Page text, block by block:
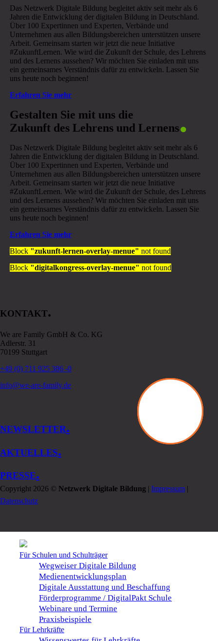
Das Netzwerk Digitale Bildung begleitet aktiv seit mehr als 6
Jahren die Entwicklung der digitalen Bildung in Deutschland.
Über 100 Expertinnen und Experten, Verbände und
Unternehmen aus allen Bildungsbereichen unterstützen unsere
Arbeit. Gemeinsam starten wir jetzt die neue Initiative
#ZukunftLernen. Wie wird die Zukunft der Schule, des Lehrens
und des Lernens aussehen? Wir möchten Sie einladen mit uns
ein gemeinsames Verständnis dafür zu entwickeln. Lassen Sie
uns heute noch beginnen!
Erfahren Sie mehr
Gestalten Sie mit uns die
Zukunft des Lehrens und Lernens.
Das Netzwerk Digitale Bildung begleitet aktiv seit mehr als 6
Jahren die Entwicklung der digitalen Bildung in Deutschland.
Über 100 Expertinnen und Experten, Verbände und
Unternehmen aus allen Bildungsbereichen unterstützen unsere
Arbeit. Gemeinsam starten wir jetzt die neue Initiative
#ZukunftLernen. Wie wird die Zukunft der Schule, des Lehrens
und des Lernens aussehen? Wir möchten Sie einladen mit uns
ein gemeinsames Verständnis dafür zu entwickeln. Lassen Sie
uns heute noch beginnen!
Erfahren Sie mehr
Block "zukunft-lernen-overlay-menue" not found
Block "digitalkongress-overlay-menue" not found
KONTAKT.
We are Family GmbH & Co. KG
Adlerstr. 31
70199 Stuttgart
+49 (0) 711 925 386 -0
info@we-are-family.de
NEWSLETTER.
AKTUELLES.
PRESSE.
Copyright 2026 © Netzwerk Digitale Bildung Impressum
Datenschutz
Für Schulen und Schulträger
Wegweiser Digitale Bildung
Medienentwicklungsplan
Digitale Ausstattung und Beschaffung
Förderprogramme / DigitalPakt Schule
Webinare und Termine
Praxisbeispiele
Für Lehrkräfte